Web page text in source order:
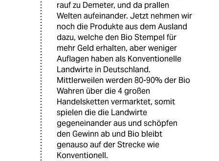
rauf zu Demeter, und da prallen
Welten aufeinander. Jetzt nehmen wir
noch die Produkte aus dem Ausland
dazu, welche den Bio Stempel für
mehr Geld erhalten, aber weniger
Auflagen haben als Konventionelle
Landwirte in Deutschland.
Mittlerweilen werden 80-90% der Bio
Wahren über die 4 großen
Handelsketten vermarktet, somit
spielen die die Landwirte
gegeneinander aus und schöpfen
den Gewinn ab und Bio bleibt
genauso auf der Strecke wie
Konventionell.